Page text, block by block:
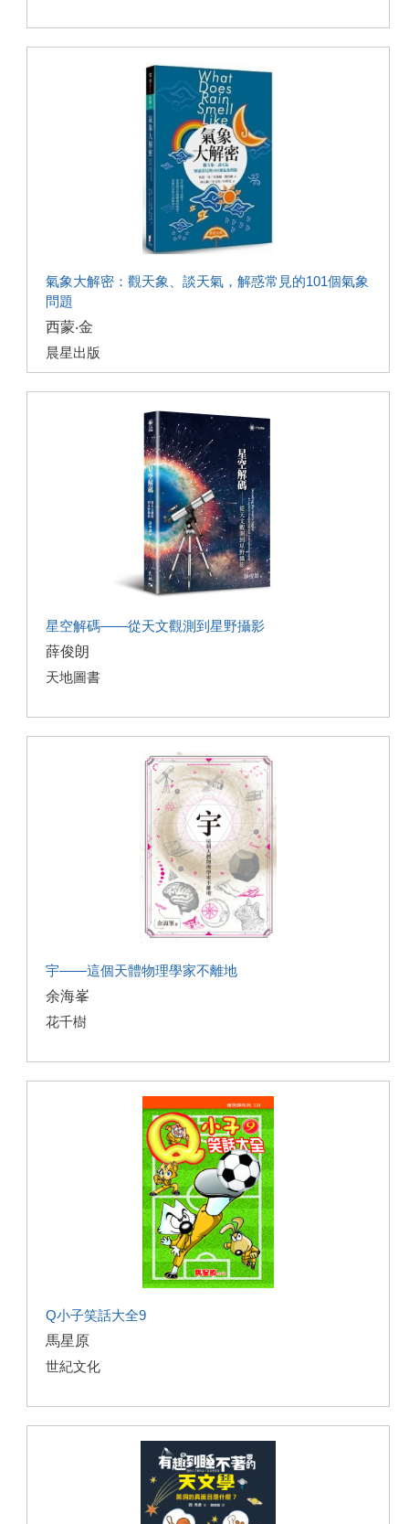
氣象大解密：觀天象、談天氣，解惑常見的101個氣象
問題
西蒙‧金
晨星出版
星空解碼——從天文觀測到星野攝影
薛俊朗
天地圖書
宇——這個天體物理學家不離地
余海峯
花千樹
Q小子笑話大全9
馬星原
世紀文化